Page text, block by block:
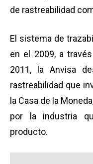
de rastreabilidad
El sistema de
en el 2009, a
2011, la Anvisa
rastreabilidad que
la Casa de la
por la industria
producto.